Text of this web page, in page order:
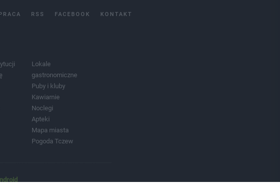
RSS FACEBOOK KONTAKT
Lokale
gastronomiczne
Puby i kluby
Kawiarnie
Noclegi
Apteki
Mapa miasta
Pogoda Tczew